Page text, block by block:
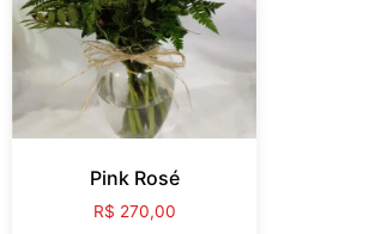
Pink Rosé
R$ 270,00